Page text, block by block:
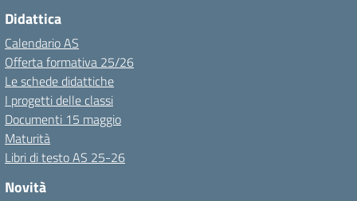
Didattica
Calendario AS
Offerta formativa 25/26
Le schede didattiche
I progetti delle classi
Documenti 15 maggio
Maturità
Libri di testo AS 25-26
Novità